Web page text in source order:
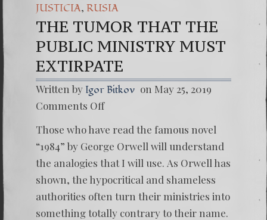
JUSTICIA, RUSIA
THE TUMOR THAT THE
PUBLIC MINISTRY MUST
EXTIRPATE
Written by Igor Bitkov on May 25, 2019
Comments Off
Those who have read the famous novel
“1984” by George Orwell will understand
the analogies that I will use. As Orwell has
shown, the hypocritical and shameless
authorities often turn their ministries into
something totally contrary to their name.